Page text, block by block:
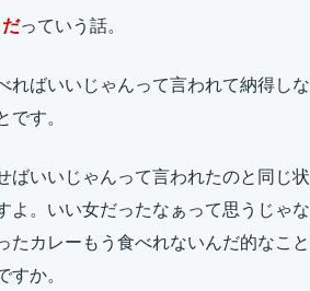
っていう話。
ればいいじゃんって言われて納得しな
です。
ばいいじゃんって言われたのと同じ状
よ。いい女だったなぁって思うじゃな
たカレーもう食べれないんだ的なこと
すか。